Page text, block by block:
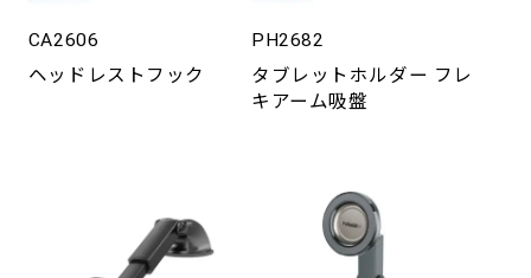
CA2606
ヘッドレストフック
PH2682
タブレットホルダー フレ
キアーム吸盤